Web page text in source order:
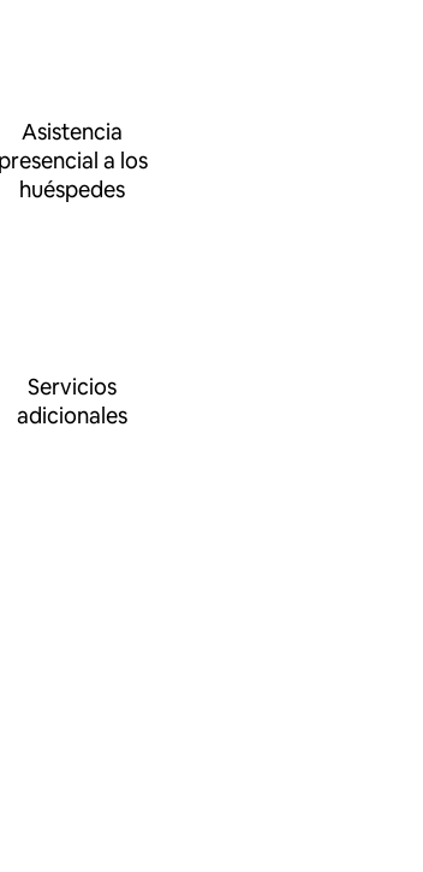
Asistencia
presencial a los
huéspedes
Servicios
adicionales